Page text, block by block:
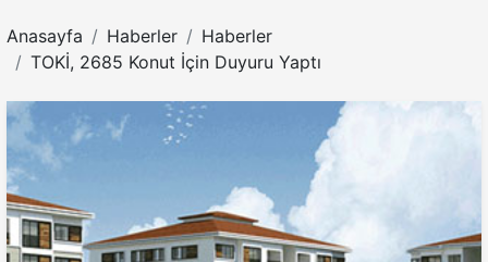
Anasayfa Haberler
Haberler
TOKİ, 2685 Konut İçin Duyuru Yaptı